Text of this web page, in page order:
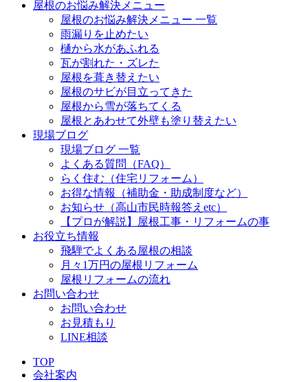
屋根のお悩み解決メニュー
屋根のお悩み解決メニュー 一覧
雨漏りを止めたい
樋から水があふれる
瓦が割れた・ズレた
屋根を葺き替えたい
屋根のサビが目立ってきた
屋根から雪が落ちてくる
屋根とあわせて外壁も塗り替えたい
現場ブログ
現場ブログ 一覧
よくある質問（FAQ）
らく住む（住宅リフォーム）
お得な情報（補助金・助成制度など）
お知らせ（高山市民時報答えetc）
【プロが解説】屋根工事・リフォームの事
お役立ち情報
飛騨でよくある屋根の相談
月々1万円の屋根リフォーム
屋根リフォームの流れ
お問い合わせ
お問い合わせ
お見積もり
LINE相談
TOP
会社案内